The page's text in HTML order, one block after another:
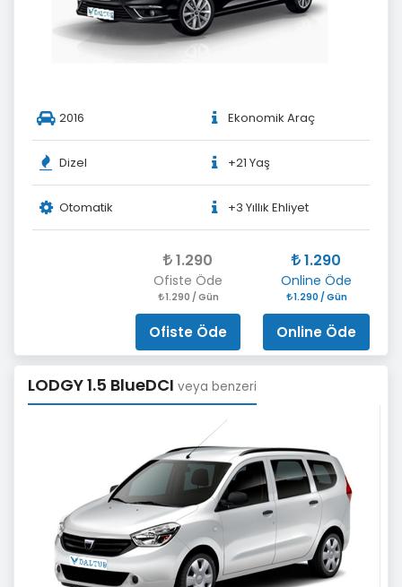
2016 Ekonomik Araç
Dizel +21 Yaş
Otomatik +3 Yıllık Ehliyet
1.290
Online Öde
1.290 / Gün
Online Öde
1.290
Ofiste Öde
1.290 / Gün
Ofiste Öde
LODGY 1.5 BlueDCI veya benzeri